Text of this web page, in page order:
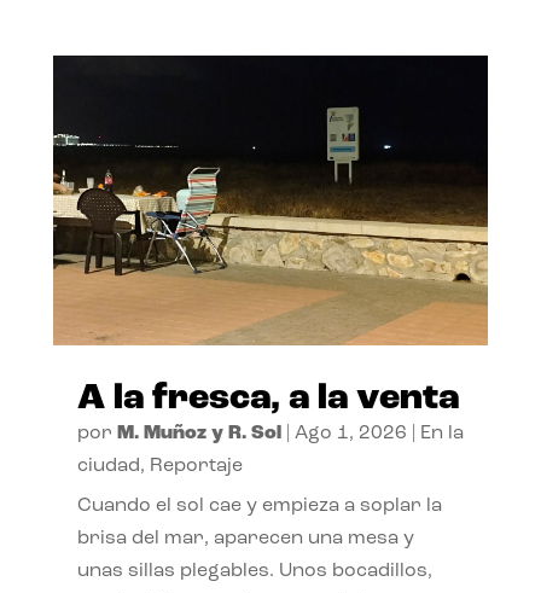
A la fresca, a la venta
por M. Muñoz y R. Sol| Ago 1, 2026
En la
ciudad, Reportaje
Cuando el sol cae y empieza a soplar la
brisa del mar, aparecen una mesa y
unas sillas plegables. Unos bocadillos,